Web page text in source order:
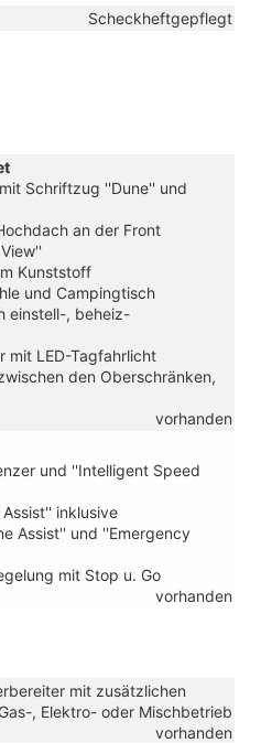
Scheckheftgepflegt
Schriftzug ''Dune'' und
an der Front
Kunststoff
und Campingtisch
einstell-, beheiz-
mit LED-Tagfahrlicht
den Oberschränken,
vorhanden
und ''Intelligent Speed
inklusive
Assist'' und ''Emergency
mit Stop u. Go
vorhanden
mit zusätzlichen
, Elektro- oder Mischbetrieb
vorhanden